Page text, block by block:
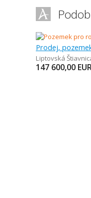
Liptovská
147 600,00